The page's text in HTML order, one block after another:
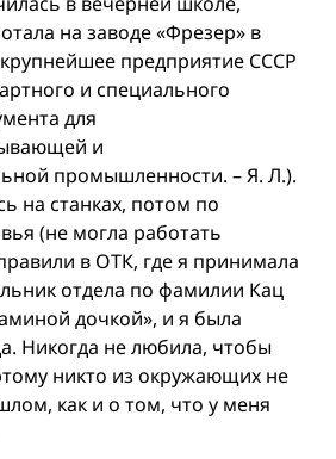
на заводе «Фрезер» в
предприятие СССР
и специального
для
и
промышленности. – Я. Л.).
на станках, потом по
(не могла работать
в ОТК, где я принимала
отдела по фамилии Кац
дочкой», и я была
Никогда не любила, чтобы
никто из окружающих не
как и о том, что у меня